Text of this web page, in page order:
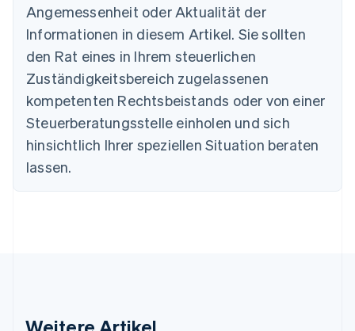
Angemessenheit oder Aktualität der
Informationen in diesem Artikel. Sie sollten
den Rat eines in Ihrem steuerlichen
Zuständigkeitsbereich zugelassenen
kompetenten Rechtsbeistands oder von einer
Steuerberatungsstelle einholen und sich
hinsichtlich Ihrer speziellen Situation beraten
lassen.
Brasilien
Bulgarien
English
Dänemark
English
Deutschland
DeutschEnglish
English
Festlandchina